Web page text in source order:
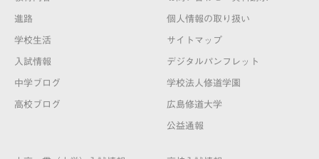
進路
学校生活
入試情報
中学ブログ
高校ブログ
個人情報の取り扱い
サイトマップ
デジタルパンフレット
学校法人修道学園
広島修道大学
公益通報